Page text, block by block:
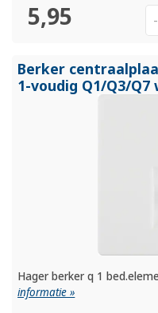
5,95 -
Berker
1-voudig Q1/Q3/Q7
Hager berker q 1
informatie »